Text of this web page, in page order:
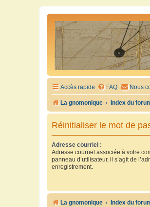
Accès rapide FAQ Nous
La gnomonique Index du
Réinitialiser le mot de
Adresse courriel :
Adresse courriel associée à votre
panneau d’utilisateur, il s’agit de
enregistrement.
La gnomonique Index du